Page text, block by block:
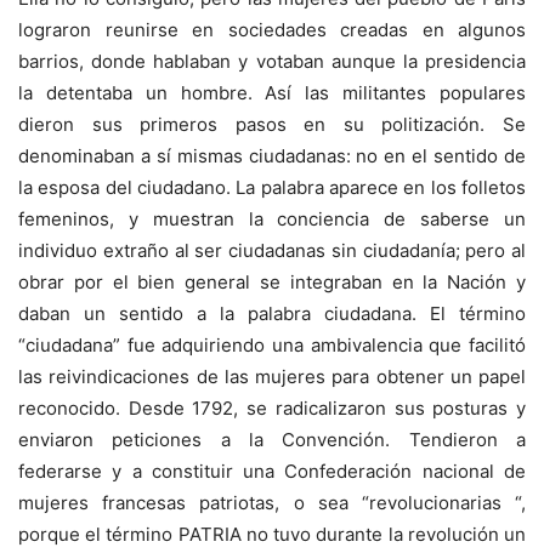
lograron reunirse en sociedades creadas en algunos
barrios, donde hablaban y votaban aunque la presidencia
la detentaba un hombre. Así las militantes populares
dieron sus primeros pasos en su politización. Se
denominaban a sí mismas ciudadanas: no en el sentido de
la esposa del ciudadano. La palabra aparece en los folletos
femeninos, y muestran la conciencia de saberse un
individuo extraño al ser ciudadanas sin ciudadanía; pero al
obrar por el bien general se integraban en la Nación y
daban un sentido a la palabra ciudadana. El término
“ciudadana” fue adquiriendo una ambivalencia que facilitó
las reivindicaciones de las mujeres para obtener un papel
reconocido. Desde 1792, se radicalizaron sus posturas y
enviaron peticiones a la Convención. Tendieron a
federarse y a constituir una Confederación nacional de
mujeres francesas patriotas, o sea “revolucionarias “,
porque el término PATRIA no tuvo durante la revolución un